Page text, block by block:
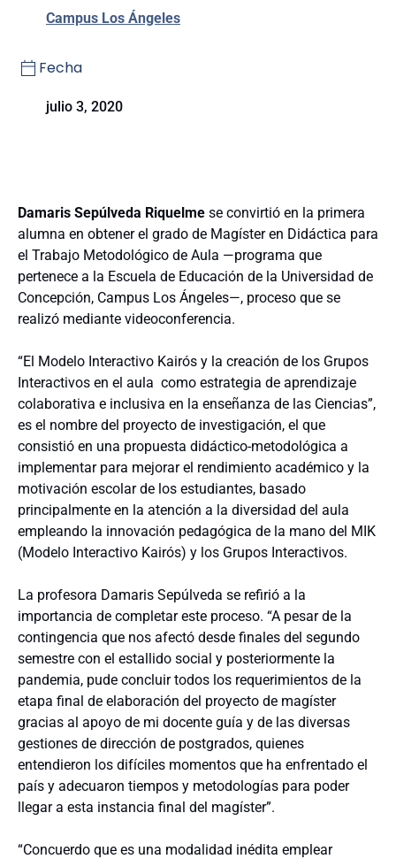
Campus Los Ángeles
Fecha
julio 3, 2020
Damaris Sepúlveda Riquelme se convirtió en la primera
alumna en obtener el grado de Magíster en Didáctica para
el Trabajo Metodológico de Aula —programa que
pertenece a la Escuela de Educación de la Universidad de
Concepción, Campus Los Ángeles—, proceso que se
realizó mediante videoconferencia.
“El Modelo Interactivo Kairós y la creación de los Grupos
Interactivos en el aula como estrategia de aprendizaje
colaborativa e inclusiva en la enseñanza de las Ciencias”,
es el nombre del proyecto de investigación, el que
consistió en una propuesta didáctico-metodológica a
implementar para mejorar el rendimiento académico y la
motivación escolar de los estudiantes, basado
principalmente en la atención a la diversidad del aula
empleando la innovación pedagógica de la mano del MIK
(Modelo Interactivo Kairós) y los Grupos Interactivos.
La profesora Damaris Sepúlveda se refirió a la
importancia de completar este proceso. “A pesar de la
contingencia que nos afectó desde finales del segundo
semestre con el estallido social y posteriormente la
pandemia, pude concluir todos los requerimientos de la
etapa final de elaboración del proyecto de magíster
gracias al apoyo de mi docente guía y de las diversas
gestiones de dirección de postgrados, quienes
entendieron los difíciles momentos que ha enfrentado el
país y adecuaron tiempos y metodologías para poder
llegar a esta instancia final del magíster”.
“Concuerdo que es una modalidad inédita emplear